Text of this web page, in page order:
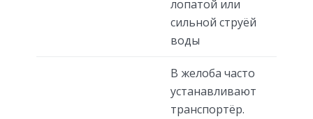
лопатой или
сильной струёй
воды
В желоба часто
устанавливают
транспортёр.